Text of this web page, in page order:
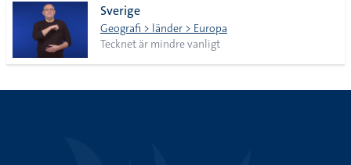
Sverige
Geografi > länder > Europa
Tecknet är mindre vanligt